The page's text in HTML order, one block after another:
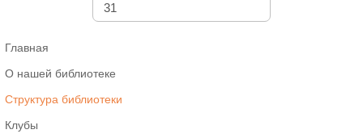
31
Главная
О нашей библиотеке
Структура библиотеки
Клубы